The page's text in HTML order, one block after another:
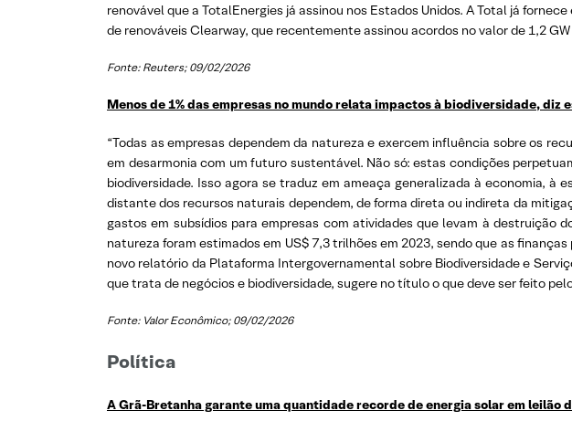
renovável que a TotalEnergies já assinou nos Estados Unidos. A Total já
de renováveis Clearway, que recentemente assinou acordos no valor de 1,2
Fonte: Reuters; 09/02/2026
Menos de 1% das empresas no mundo relata impactos à biodiversidade, diz
“Todas as empresas dependem da natureza e exercem influência sobre os
em desarmonia com um futuro sustentável. Não só: estas condições
biodiversidade. Isso agora se traduz em ameaça generalizada à economia,
distante dos recursos naturais dependem, de forma direta ou indireta da
gastos em subsídios para empresas com atividades que levam à destruição
natureza foram estimados em US$ 7,3 trilhões em 2023, sendo que as
novo relatório da Plataforma Intergovernamental sobre Biodiversidade e
que trata de negócios e biodiversidade, sugere no título o que deve ser feito
Fonte: Valor Econômico; 09/02/2026
Política
A Grã-Bretanha garante uma quantidade recorde de energia solar em leilão